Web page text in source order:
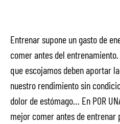
Entrenar supone un gasto de
comer antes del
que escojamos deben aportar
nuestro rendimiento sin
dolor de estómago… En POR
mejor comer antes de